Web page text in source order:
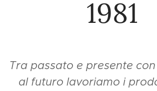
1981
Tra passato e presente
al futuro lavoriamo i